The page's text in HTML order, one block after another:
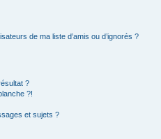
de ma liste d’amis ou d’ignorés ?
?
?!
et sujets ?